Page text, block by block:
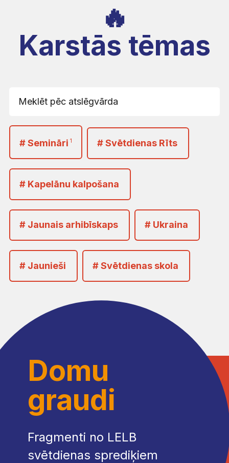
🔥
Karstās tēmas
# Semināri 1 # Svētdienas Rīts
# Kapelānu kalpošana
# Jaunais arhibīskaps # Ukraina
# Jaunieši # Svētdienas skola
Domu
graudi
Fragmenti no LELB
svētdienas sprediķiem